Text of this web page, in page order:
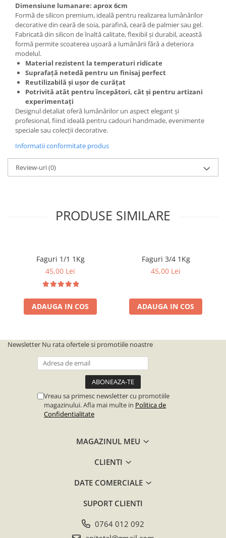
Imbracaminte
Manusi
Palarii apicultor
Hrana si Hranitoare Apicole
Adapatoare
Hranitoare Apicole
Inlocuitoare de Polen
Sirop pentru Albine
Suplimente
Turta si Hrana Solida pentru
Lucru cu Ceara
Forme Lumanari
Accesorii
Banc/Tavi de Descapacit
Cantare
Descapacit
Galeti, Canele, Maturatoare
Lumanari Inviere
Produse apicole
Rame si Accesorii
Dimensiune lumanare: aprox 6cm
Formă de silicon premium, ideală pentru realizarea lumânărilor
decorative din ceară de soia, parafină, ceară de palmier sau gel.
Fabricată din silicon de înaltă calitate, flexibil și durabil, această
formă permite scoaterea ușoară a lumânării fără a deteriora
modelul.
Material rezistent la temperaturi ridicate
Suprafață netedă pentru un finisaj perfect
Reutilizabilă și ușor de curățat
Potrivită atât pentru începători, cât și pentru artizani
experimentați
Designul detaliat oferă lumânărilor un aspect elegant și
profesional, fiind ideală pentru cadouri handmade, evenimente
speciale sau colecții decorative.
Informatii conformitate produs
Review-uri(0)
PRODUSE SIMILARE
Faguri 1/1 1Kg
45,00 Lei
ADAUGA IN COS
Faguri 3/4 1Kg
45,00 Lei
ADAUGA IN COS
Newsletter Nu rata ofertele si promotiile noastre
Vreau sa primesc newsletter cu promotiile
magazinului. Afla mai multe in Politica de
Confidentialitate
MAGAZINUL MEU
CLIENTI
DATE COMERCIALE
SUPORT CLIENTI
0764 012 092